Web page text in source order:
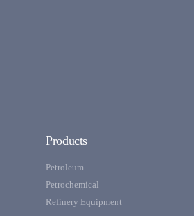
Products
Petroleum
Petrochemical
Refinery Equipment